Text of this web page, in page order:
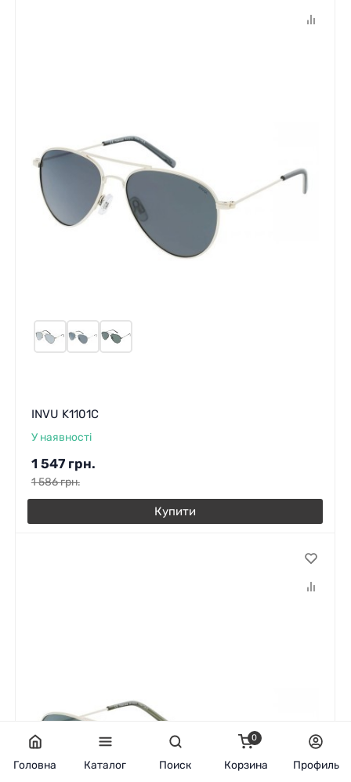
INVU K1101C
У наявності
1 547 грн.
1 586грн.
Купити
Головна Каталог Поиск
0
Корзина Профиль